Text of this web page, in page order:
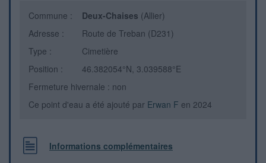
Commune : Deux-Chaises (Allier)
Adresse :
Route de Treban (D231)
Type :
Cimetière
Position :
46.382054°N, 3.039588°E
Fermeture hivernale : non
Ce point d'eau a été ajouté par Erwan F en 2024
Informations complémentaires